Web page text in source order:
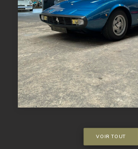
LIRE LA SUITE
VOIR TOUT